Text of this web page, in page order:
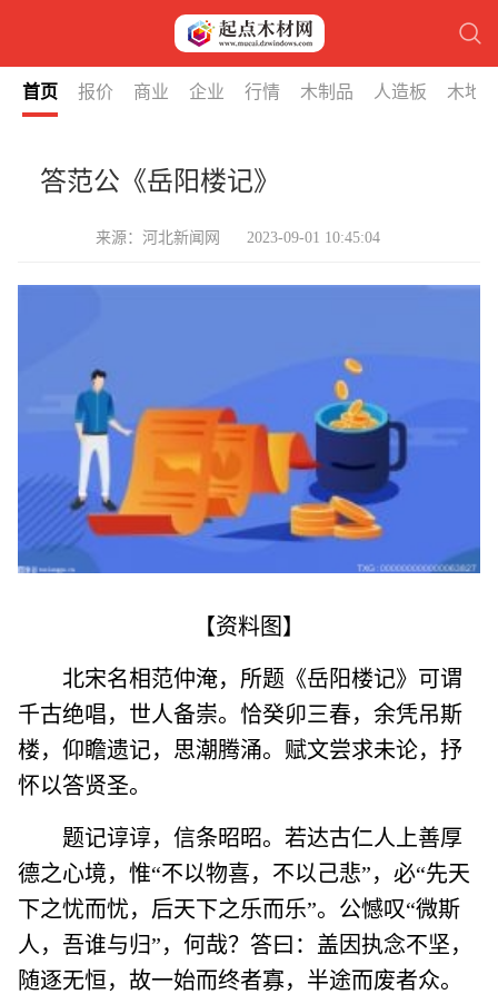
首页 报价 商业 企业 行情 木制品 人造板 木地
答范公《岳阳楼记》
来源：河北新闻网 2023-09-01 10:45:04
【资料图】
北宋名相范仲淹，所题《岳阳楼记》可谓
千古绝唱，世人备崇。恰癸卯三春，余凭吊斯
楼，仰瞻遗记，思潮腾涌。赋文尝求未论，抒
怀以答贤圣。
题记谆谆，信条昭昭。若达古仁人上善厚
德之心境，惟“不以物喜，不以己悲”，必“先天
下之忧而忧，后天下之乐而乐”。公憾叹“微斯
人，吾谁与归”，何哉？答曰：盖因执念不坚，
随逐无恒，故一始而终者寡，半途而废者众。